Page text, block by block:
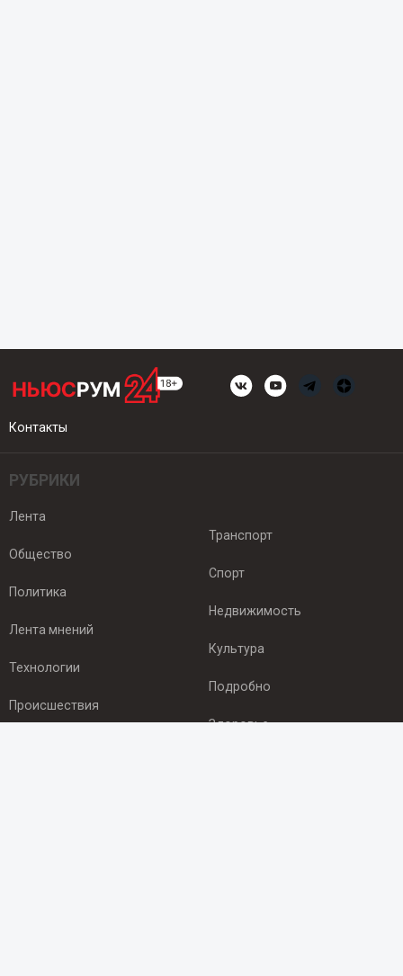
Контакты
РУБРИКИ
Лента
Общество
Политика
Лента мнений
Технологии
Происшествия
Транспорт
Спорт
Недвижимость
Культура
Подробно
Здоровье